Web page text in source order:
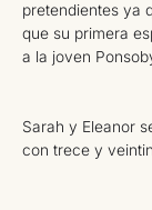
pretendientes ya
que su primera
a la joven
Sarah y Eleanor
con trece y